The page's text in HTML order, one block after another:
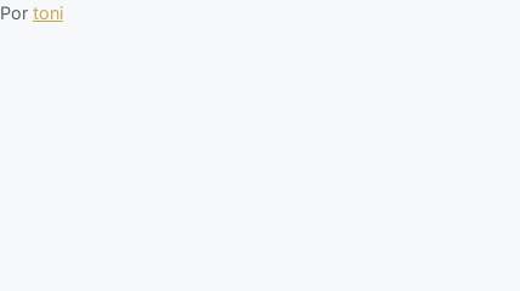
Por toni